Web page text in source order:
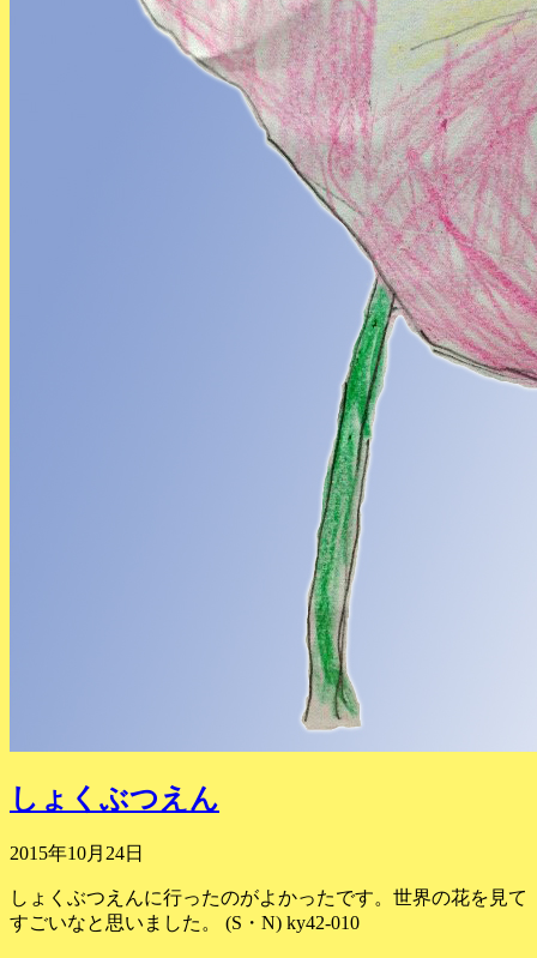
しょくぶつえん
2015年10月24日
しょくぶつえんに行ったのがよかったです。世界の花を見て
すごいなと思いました。 (S・N) ky42-010